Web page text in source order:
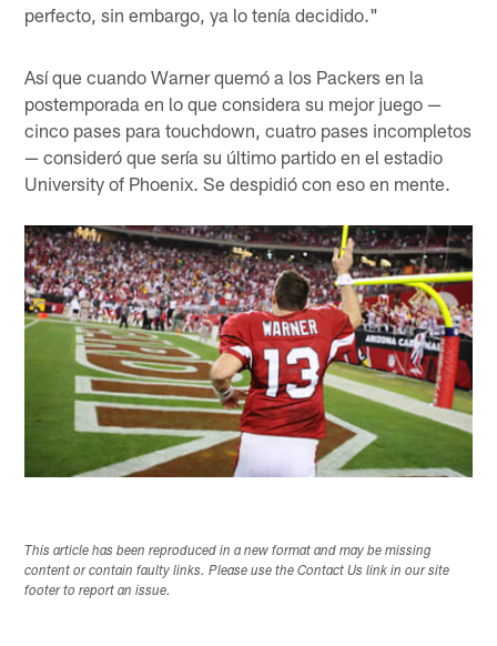
perfecto, sin embargo, ya lo tenía decidido."
Así que cuando Warner quemó a los Packers en la
postemporada en lo que considera su mejor juego —
cinco pases para touchdown, cuatro pases incompletos
— consideró que sería su último partido en el estadio
University of Phoenix. Se despidió con eso en mente.
This article has been reproduced in a new format and may be missing
content or contain faulty links. Please use the Contact Us link in our site
footer to report an issue.